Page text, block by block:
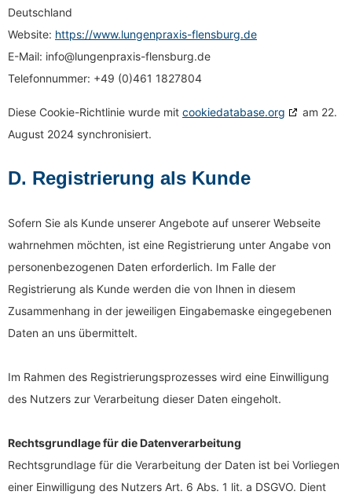
Deutschland
Website: https://www.lungenpraxis-flensburg.de
E-Mail: info@lungenpraxis-flensburg.de
Telefonnummer: +49 (0)461 1827804
Diese Cookie-Richtlinie wurde mit cookiedatabase.org
am 22.
August 2024 synchronisiert.
D. Registrierung als Kunde
Sofern Sie als Kunde unserer Angebote auf unserer Webseite
wahrnehmen möchten, ist eine Registrierung unter Angabe von
personenbezogenen Daten erforderlich. Im Falle der
Registrierung als Kunde werden die von Ihnen in diesem
Zusammenhang in der jeweiligen Eingabemaske eingegebenen
Daten an uns übermittelt.
Im Rahmen des Registrierungsprozesses wird eine Einwilligung
des Nutzers zur Verarbeitung dieser Daten eingeholt.
Rechtsgrundlage für die Datenverarbeitung
Rechtsgrundlage für die Verarbeitung der Daten ist bei Vorliegen
einer Einwilligung des Nutzers Art. 6 Abs. 1 lit. a DSGVO. Dient